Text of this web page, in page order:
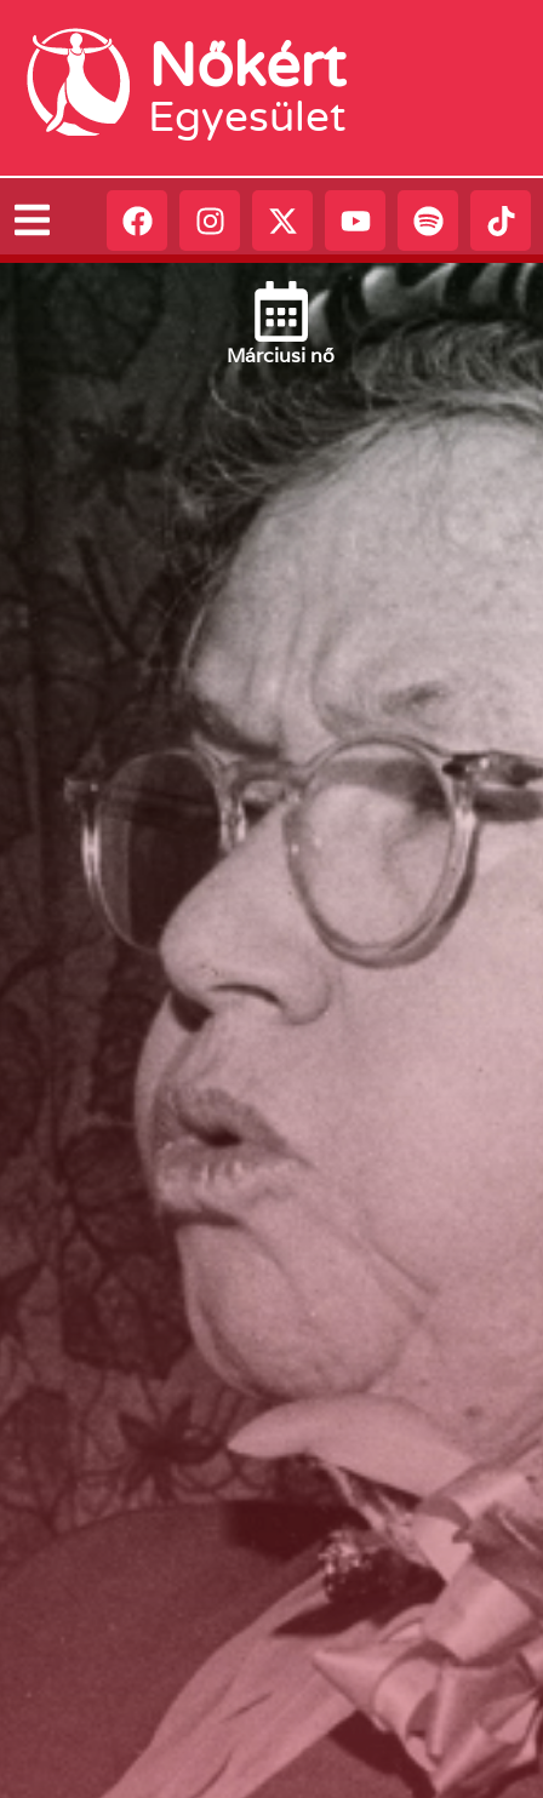
Nőkért
Egyesület
Márciusi nő